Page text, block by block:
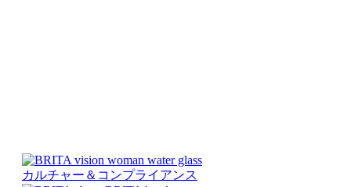
カルチャー＆コンプライアンス